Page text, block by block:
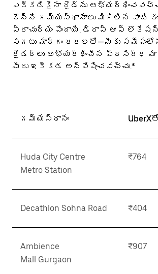
ఎక్కడికైనా రైడ్‌‌ను
కొన్ని గమ్యస్థానాలు మిగిలిన​ వాటి
ప్రాచుర్యం పొందాయి. డ్రాప్ ఆఫ్
సగటు మార్గం ధరలతో—మీకు
రైడర్‌లు అభ్యర్థించిన ప్రసిద్ధ
మీరు ఇక్కడ అన్వేషించవచ్చు.*
గమ్యస్థానం
Huda City Centre
Metro Station
₹764
Decathlon Sohna Road ₹404
Ambience
Mall Gurgaon
₹907